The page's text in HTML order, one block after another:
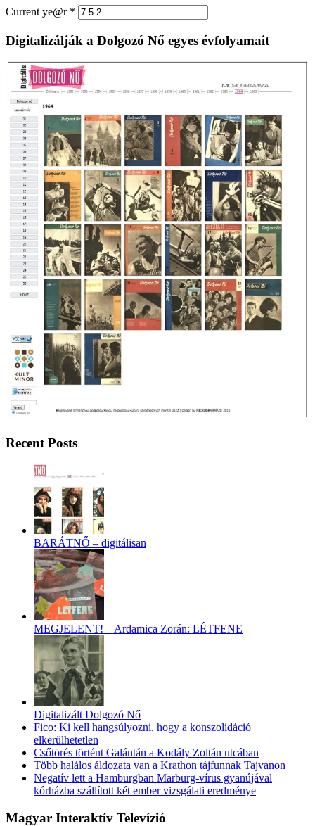
Current ye@r *
Digitalizálják a Dolgozó Nő egyes évfolyamait
Recent Posts
BARÁTNŐ – digitálisan
MEGJELENT! – Ardamica Zorán: LÉTFENE
Digitalizált Dolgozó Nő
Fico: Ki kell hangsúlyozni, hogy a konszolidáció
elkerülhetetlen
Csőtörés történt Galántán a Kodály Zoltán utcában
Több halálos áldozata van a Krathon tájfunnak Tajvanon
Negatív lett a Hamburgban Marburg-vírus gyanújával
kórházba szállított két ember vizsgálati eredménye
Magyar Interaktív Televízió